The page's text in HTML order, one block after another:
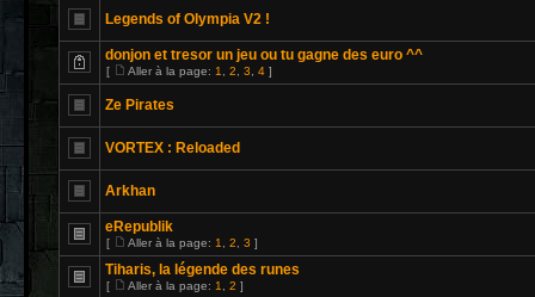
Legends of Olympia V2 !
donjon et tresor un jeu ou tu gagne des euro ^^
[ Aller à la page: 1 2 3 4 ]
Ze Pirates
VORTEX : Reloaded
Arkhan
eRepublik
[ Aller à la page: 1 2 3 ]
Tiharis, la légende des runes
[ Aller à la page: 1 2 ]